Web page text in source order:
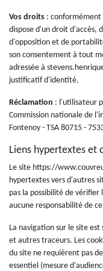
Vos droits : conformément
dispose d'un droit
d'opposition et de
son consentement à tout
adressée à
justificatif d'identité.
Réclamation : l'utilisateur
Commission nationale de
Fontenoy - TSA 80715 -
Liens hypertextes et
Le site https://
hypertextes vers d'autres
pas la possibilité de vérifier
aucune responsabilité de
La navigation sur le site
et autres traceurs. Les
du site ne requièrent pas
essentiel (mesure